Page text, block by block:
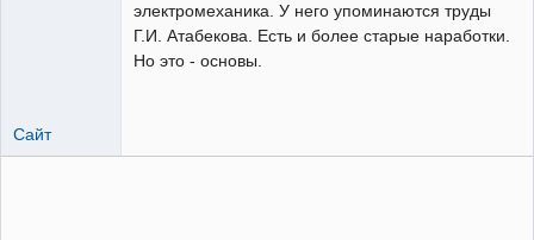
электромеханика. У него упоминаются труды
Г.И. Атабекова. Есть и более старые наработки.
Но это - основы.
Сайт